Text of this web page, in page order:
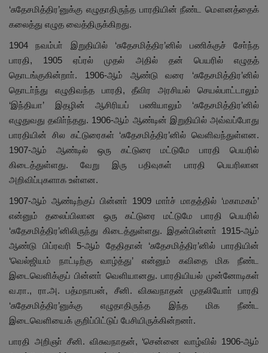
‘சுதேசமித்திர’னுக்கு எழுதாதிருந்த பாரதியின் நீண்ட மௌனத்தைக்
கலைத்து எழுத வைத்திருக்கிறது.
1904 நவம்பா் இறுதியில் ‘சுதேசமித்திர’னில் பணிக்குச் சோ்ந்த
பாரதி, 1905 ஏப்ரல் முதல் அதில் தன் பெயரில் எழுதத்
தொடங்குகின்றாா். 1906-ஆம் ஆண்டு வரை ‘சுதேசமித்திர’னில்
தொடா்ந்து எழுதிவந்த பாரதி, தீவிர அரசியல் செயல்பாட்டாலும்
‘இந்தியா’ இதழின் ஆசிரியப் பணியாலும் ‘சுதேசமித்திர’னில்
எழுதுவது தவிா்ந்தது. 1906-ஆம் ஆண்டின் இறுதியில் அவ்வப்போது
பாரதியின் சில கட்டுரைகள் ‘சுதேசமித்திர’னில் வெளிவந்துள்ளன.
1907-ஆம் ஆண்டில் ஒரு கட்டுரை மட்டுமே பாரதி பெயரில்
கிடைத்துள்ளது. வேறு இரு பதிவுகள் பாரதி பெயரிலான
அறிவிப்புகளாக உள்ளன.
1907-ஆம் ஆண்டிற்குப் பின்னா் 1909 மாா்ச் மாதத்தில் ‘மகாமகம்’
என்னும் தலைப்பிலான ஒரு கட்டுரை மட்டுமே பாரதி பெயரில்
‘சுதேசமித்திர’னிலிருந்து கிடைத்துள்ளது. இதன்பின்னா் 1915-ஆம்
ஆண்டு பிப்ரவரி 5-ஆம் தேதிதான் ‘சுதேசமித்திர’னில் பாரதியின்
‘வெல்ஜியம் நாட்டிற்கு வாழ்த்து’ என்னும் கவிதை மிக நீண்ட
இடைவெளிக்குப் பின்னா் வெளியானது. பாரதியியல் முன்னோடிகள்
வ.ரா., ரா.அ. பத்மநாபன், சீனி. விசுவநாதன் முதலியோா் பாரதி
‘சுதேசமித்திர’னுக்கு எழுதாதிருந்த இந்த மிக நீண்ட
இடைவெளியைக் குறிப்பிட்டுப் பேசியிருக்கின்றனா்.
பாரதி அறிஞா் சீனி. விசுவநாதன், ‘சென்னை வாழ்வில் 1906-ஆம்